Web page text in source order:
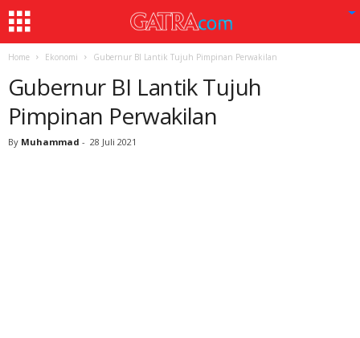
Home Ekonomi Gubernur BI Lantik Tujuh Pimpinan Perwakilan
Gubernur BI Lantik Tujuh
Pimpinan Perwakilan
By Muhammad - 28 Juli 2021